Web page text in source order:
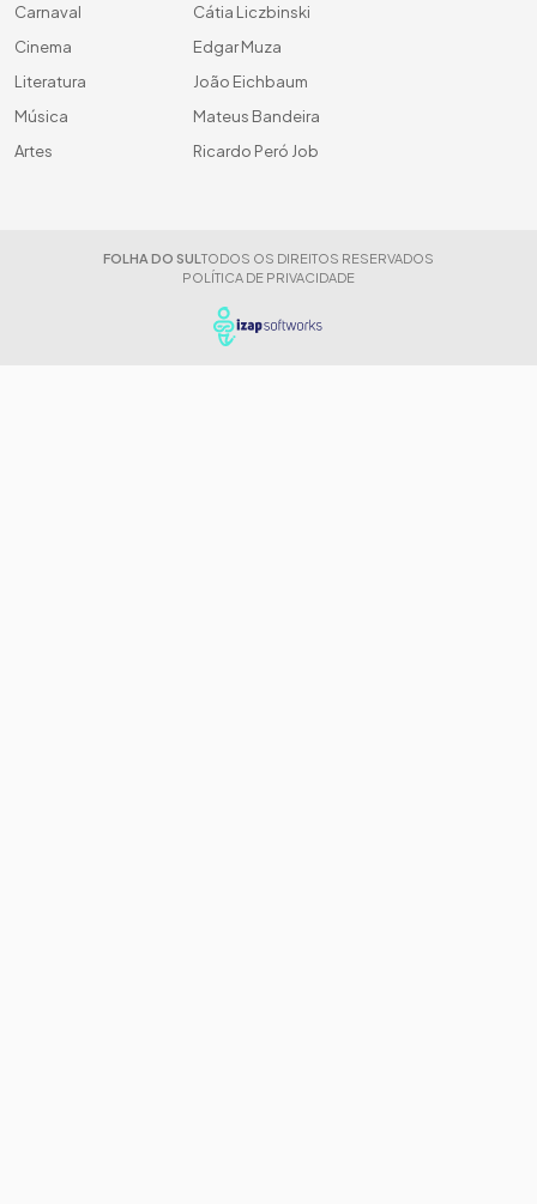
Carnaval
Cinema
Literatura
Música
Artes
Cátia Liczbinski
Edgar Muza
João Eichbaum
Mateus Bandeira
Ricardo Peró Job
FOLHA DO SUL TODOS OS DIREITOS RESERVADOS
POLÍTICA DE PRIVACIDADE